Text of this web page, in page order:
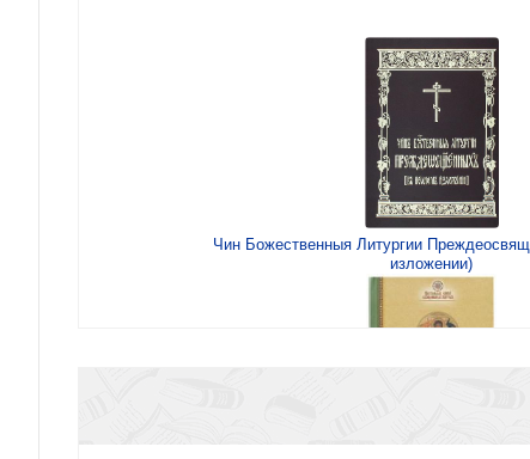
Чин Божественныя Литургии
изложении)